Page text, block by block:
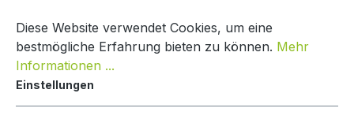
Paketkasten Classic Line
Diese Website verwendet Cookies, um eine
bestmögliche Erfahrung bieten zu können. Mehr
Informationen ...
Einstellungen